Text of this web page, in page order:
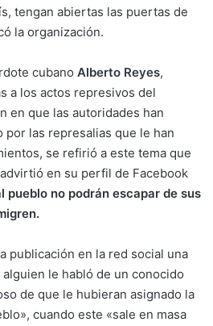
tengan abiertas las puertas de
la organización.
cubano Alberto Reyes,
a los actos represivos del
en que las autoridades han
por las represalias que le han
se refirió a este tema que
en su perfil de Facebook
pueblo no podrán escapar de sus
publicación en la red social una
le habló de un conocido
de que le hubieran asignado la
cuando este «sale en masa